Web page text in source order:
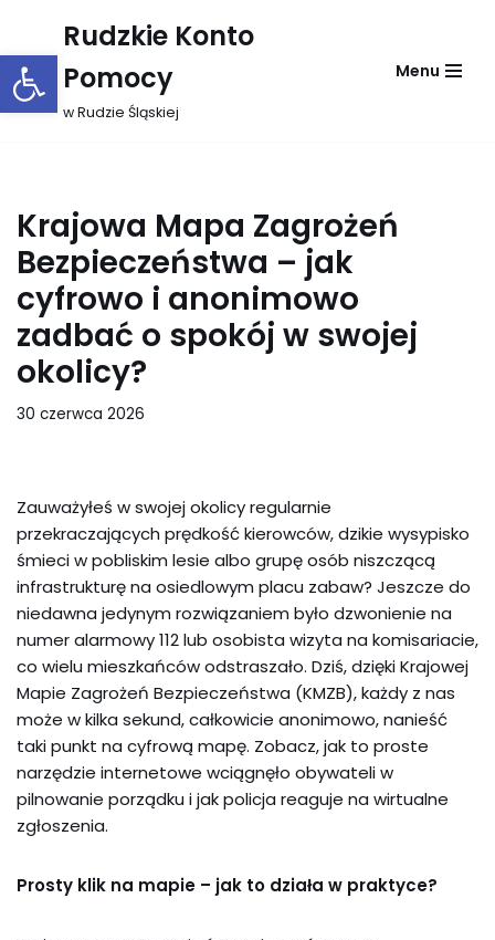
Otwórz pasek narzędzi
Przejdź
do
treści
Rudzkie Konto
Pomocy
w Rudzie Śląskiej
Menu
Krajowa Mapa Zagrożeń
Bezpieczeństwa – jak
cyfrowo i anonimowo
zadbać o spokój w swojej
okolicy?
30 czerwca 2026
Zauważyłeś w swojej okolicy regularnie
przekraczających prędkość kierowców, dzikie wysypisko
śmieci w pobliskim lesie albo grupę osób niszczącą
infrastrukturę na osiedlowym placu zabaw? Jeszcze do
niedawna jedynym rozwiązaniem było dzwonienie na
numer alarmowy 112 lub osobista wizyta na komisariacie,
co wielu mieszkańców odstraszało. Dziś, dzięki Krajowej
Mapie Zagrożeń Bezpieczeństwa (KMZB), każdy z nas
może w kilka sekund, całkowicie anonimowo, nanieść
taki punkt na cyfrową mapę. Zobacz, jak to proste
narzędzie internetowe wciągnęło obywateli w
pilnowanie porządku i jak policja reaguje na wirtualne
zgłoszenia.
Prosty klik na mapie – jak to działa w praktyce?